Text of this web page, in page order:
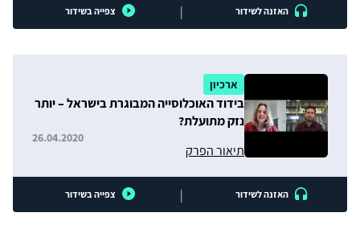
האזנה לשידור | צפייה בשידור
ארכיון
בידוד האוכלוסייה המבוגרת בישראל – יותר
נזק מתועלת?
תיאור הפרק
26.04.2020
האזנה לשידור | צפייה בשידור